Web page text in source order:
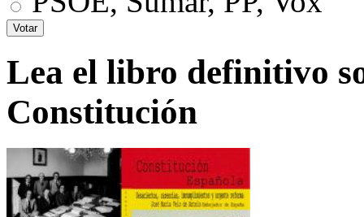
Lea el libro definitivo
Constitución